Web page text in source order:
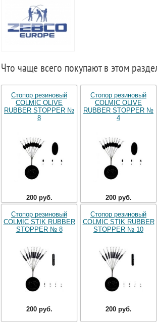
Что чаще всего покупают в этом
Стопор резиновый
COLMIC OLIVE
RUBBER STOPPER №
8
200 руб.
Стопор резиновый
COLMIC OLIVE
RUBBER STOPPER №
4
200 руб.
Стопор резиновый
COLMIC STIK RUBBER
STOPPER № 8
200 руб.
Стопор резиновый
COLMIC STIK RUBBER
STOPPER № 10
200 руб.